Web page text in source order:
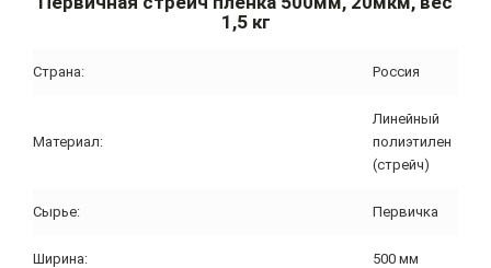
1,5 кг
Страна: Россия
Материал:
Линейный
полиэтилен
(стрейч)
Сырье: Первичка
Ширина: 500 мм